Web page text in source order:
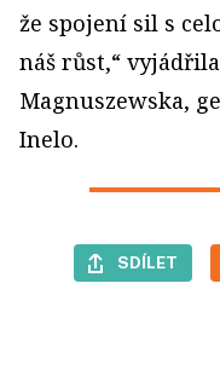
že spojení sil s
náš růst,“
Magnuszewska,
Inelo.
SDÍLET